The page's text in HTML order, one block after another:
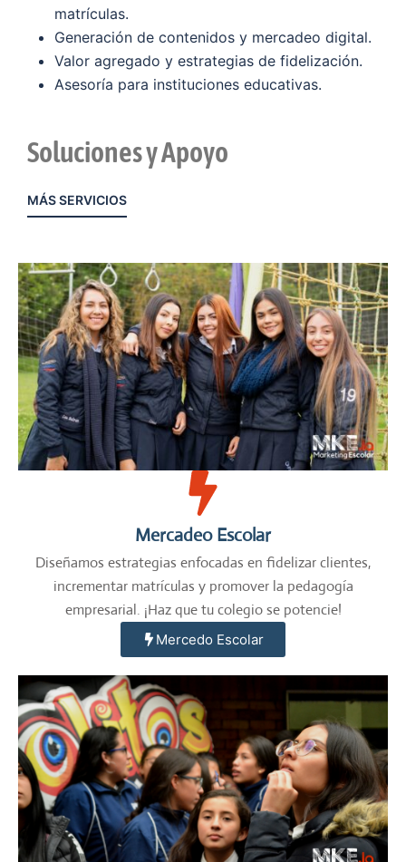
matrículas.
Generación de contenidos y mercadeo digital.
Valor agregado y estrategias de fidelización.
Asesoría para instituciones educativas.
Soluciones y Apoyo
MÁS SERVICIOS
Mercadeo Escolar
Diseñamos estrategias enfocadas en fidelizar clientes,
incrementar matrículas y promover la pedagogía
empresarial. ¡Haz que tu colegio se potencie!
Mercedo Escolar